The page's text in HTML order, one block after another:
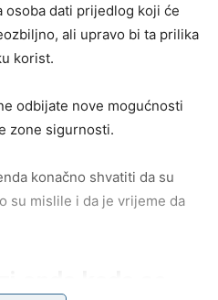
osoba dati prijedlog koji će
ali upravo bi ta prilika
korist.
odbijate nove mogućnosti
zone sigurnosti.
konačno shvatiti da su
su mislile i da je vrijeme da